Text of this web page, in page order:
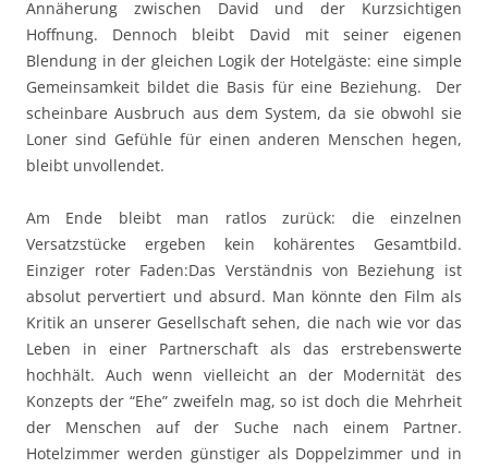
Annäherung zwischen David und der Kurzsichtigen
Hoffnung. Dennoch bleibt David mit seiner eigenen
Blendung in der gleichen Logik der Hotelgäste: eine simple
Gemeinsamkeit bildet die Basis für eine Beziehung. Der
scheinbare Ausbruch aus dem System, da sie obwohl sie
Loner sind Gefühle für einen anderen Menschen hegen,
bleibt unvollendet.
Am Ende bleibt man ratlos zurück: die einzelnen
Versatzstücke ergeben kein kohärentes Gesamtbild.
Einziger roter Faden:Das Verständnis von Beziehung ist
absolut pervertiert und absurd. Man könnte den Film als
Kritik an unserer Gesellschaft sehen, die nach wie vor das
Leben in einer Partnerschaft als das erstrebenswerte
hochhält. Auch wenn vielleicht an der Modernität des
Konzepts der “Ehe” zweifeln mag, so ist doch die Mehrheit
der Menschen auf der Suche nach einem Partner.
Hotelzimmer werden günstiger als Doppelzimmer und in